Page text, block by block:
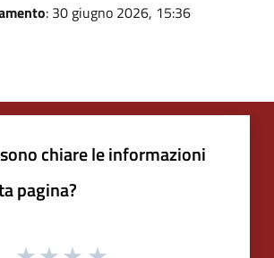
: 30 giugno 2026, 15:36
chiare le informazioni
pagina?